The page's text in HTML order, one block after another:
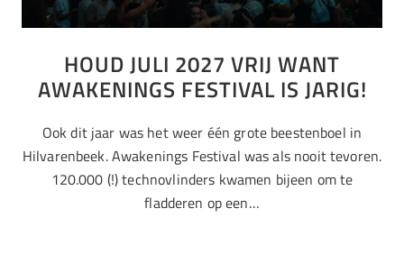
HOUD JULI 2027 VRIJ WANT
AWAKENINGS FESTIVAL IS JARIG!
Ook dit jaar was het weer één grote beestenboel in
Hilvarenbeek. Awakenings Festival was als nooit tevoren.
120.000 (!) technovlinders kwamen bijeen om te
fladderen op een…